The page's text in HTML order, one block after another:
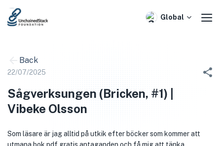
Skip
Global
Back
22/07/2025
Sågverksungen (Bricken, #1) |
Vibeke Olsson
Som läsare är jag alltid på utkik efter böcker som kommer att